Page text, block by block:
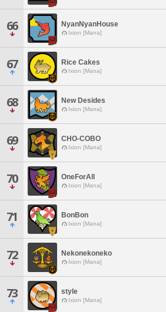
66 NyanNyanHouse
Ixion [Mana]
67 Rice Cakes
Ixion [Mana]
68 New Desides
Ixion [Mana]
69 CHO-COBO
Ixion [Mana]
70 OneForAll
Ixion [Mana]
71 BonBon
Ixion [Mana]
72 Nekonekoneko
Ixion [Mana]
73 style
Ixion [Mana]